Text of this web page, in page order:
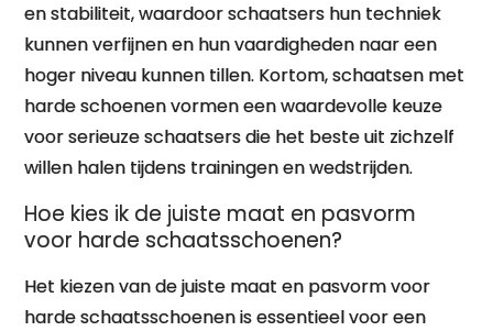
en stabiliteit, waardoor schaatsers hun techniek
kunnen verfijnen en hun vaardigheden naar een
hoger niveau kunnen tillen. Kortom, schaatsen met
harde schoenen vormen een waardevolle keuze
voor serieuze schaatsers die het beste uit zichzelf
willen halen tijdens trainingen en wedstrijden.
Hoe kies ik de juiste maat en pasvorm
voor harde schaatsschoenen?
Het kiezen van de juiste maat en pasvorm voor
harde schaatsschoenen is essentieel voor een